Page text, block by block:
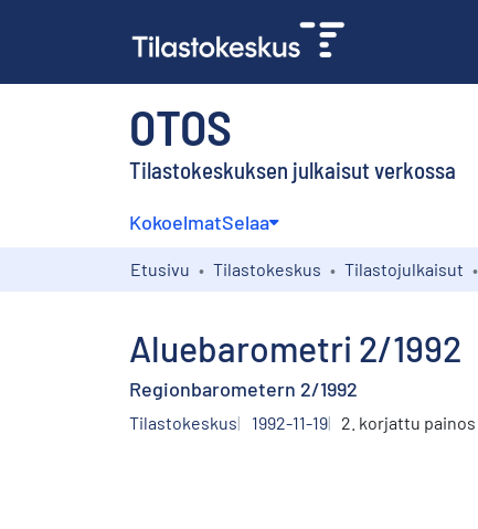
OTOS
Tilastokeskuksen julkaisut verkossa
KokoelmatSelaa
Etusivu Tilastokeskus Tilastojulkaisut
Aluebarometri 2/1992
Regionbarometern 2/1992
Tilastokeskus 1992-11-19 2. korjattu painos